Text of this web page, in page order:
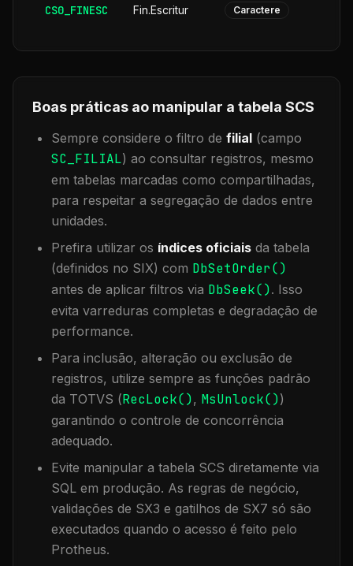
CS0_FINESC Fin.Escritur Caractere
Boas práticas ao manipular a tabela SCS
Sempre considere o filtro de filial (campo
SC_FILIAL) ao consultar registros, mesmo
em tabelas marcadas como compartilhadas,
para respeitar a segregação de dados entre
unidades.
Prefira utilizar os índices oficiais da tabela
(definidos no SIX) com DbSetOrder()
antes de aplicar filtros via DbSeek(). Isso
evita varreduras completas e degradação de
performance.
Para inclusão, alteração ou exclusão de
registros, utilize sempre as funções padrão
da TOTVS (RecLock(), MsUnlock())
garantindo o controle de concorrência
adequado.
Evite manipular a tabela SCS diretamente via
SQL em produção. As regras de negócio,
validações de SX3 e gatilhos de SX7 só são
executados quando o acesso é feito pelo
Protheus.